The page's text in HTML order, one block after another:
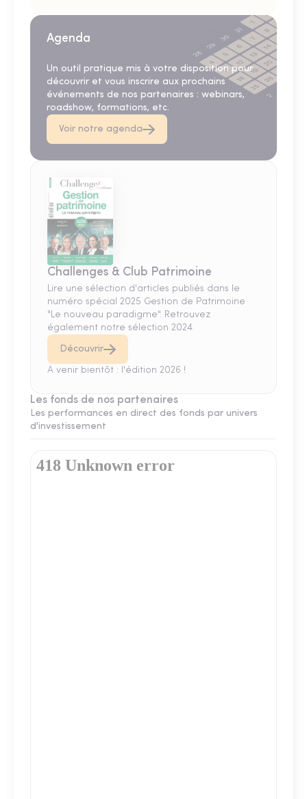
Agenda
Un outil pratique mis à votre disposition pour
découvrir et vous inscrire aux prochains
événements de nos partenaires : webinars,
roadshow, formations, etc.
Voir notre agenda
Challenges & Club Patrimoine
Lire une sélection d'articles publiés dans le
numéro spécial 2025 Gestion de Patrimoine
"Le nouveau paradigme". Retrouvez
également notre sélection 2024.
Découvrir
A venir bientôt : l'édition 2026 !
Les fonds de nos partenaires
Les performances en direct des fonds par univers
d'investissement